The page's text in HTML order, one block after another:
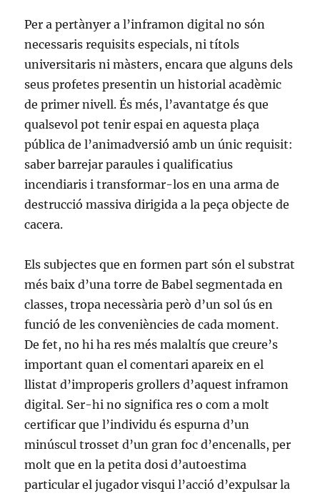
Per a pertànyer a l’inframon digital no són
necessaris requisits especials, ni títols
universitaris ni màsters, encara que alguns dels
seus profetes presentin un historial acadèmic
de primer nivell. És més, l’avantatge és que
qualsevol pot tenir espai en aquesta plaça
pública de l’animadversió amb un únic requisit:
saber barrejar paraules i qualificatius
incendiaris i transformar-los en una arma de
destrucció massiva dirigida a la peça objecte de
cacera.
Els subjectes que en formen part són el substrat
més baix d’una torre de Babel segmentada en
classes, tropa necessària però d’un sol ús en
funció de les conveniències de cada moment.
De fet, no hi ha res més malaltís que creure’s
important quan el comentari apareix en el
llistat d’improperis grollers d’aquest inframon
digital. Ser-hi no significa res o com a molt
certificar que l’individu és espurna d’un
minúscul trosset d’un gran foc d’encenalls, per
molt que en la petita dosi d’autoestima
particular el jugador visqui l’acció d’expulsar la